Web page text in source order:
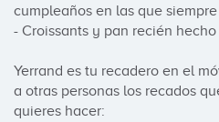
cumpleaños en las que
- Croissants y pan recién
Yerrand es tu recadero en el
a otras personas los recados
quieres hacer: